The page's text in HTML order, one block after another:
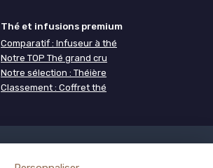
Thé et infusions premium
Comparatif : Infuseur à thé
Notre TOP Thé grand cru
Notre sélection : Théière
Classement : Coffret thé